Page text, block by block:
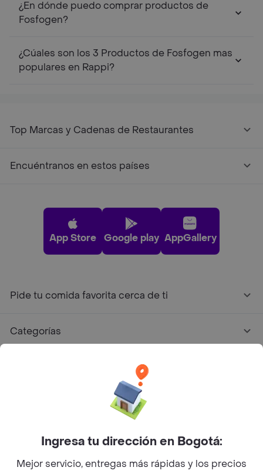
App Store Google play AppGallery
Bogotá D.C. --- notificacionesrappi@rappi.com
Ingresa tu dirección en Bogotá:
Mejor servicio, entregas más rápidas y los precios